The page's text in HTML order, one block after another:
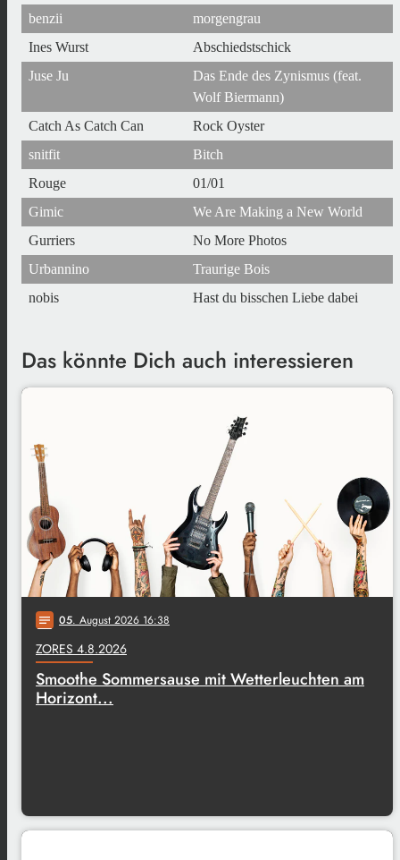
benzii
morgengrau
Ines Wurst
Abschiedstschick
Juse Ju
Das Ende des Zynismus (feat.
Wolf Biermann)
Catch As Catch Can
Rock Oyster
snitfit
Bitch
Rouge
01/01
Gimic
We Are Making a New World
Gurriers
No More Photos
Urbannino
Traurige Bois
nobis
Hast du bisschen Liebe dabei
Das könnte Dich auch interessieren
notes 05. August 2026 16:38
ZORES 4.8.2026
Smoothe Sommersause mit Wetterleuchten am
Horizont...